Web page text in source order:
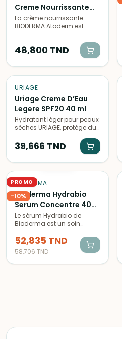
Creme Nourrissante
200 ml
La crème nourrissante
BIODERMA Atoderm est
profondeur les peaux
sèches, tout en apaisant
les sensations d'inconfort.
Son format de 200ml
quotidien.
48,800 TND
URIAGE
Uriage Creme D’Eau
Legere SPF20 40 ml
Hydratant léger pour peaux
sèches URIAGE, protège du
base d'eau thermale,
nourrit et apaise la peau en
39,666 TND
PROMO
-10%
BIODERMA
Bioderma Hydrabio
Serum Concentre 40
ml
Le sérum Hydrabio de
Bioderma est un soin
peaux sèches. Sa texture
légère pénètre rapidement
et apaise la peau en
profondeur.
52,835 TND
58,706TND